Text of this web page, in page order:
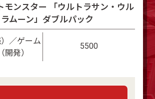
モンスター 「ウルトラサン・ウル
ラムーン」ダブルパック
／ゲーム
開発）
5500